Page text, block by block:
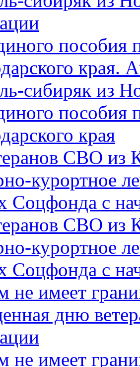
пособия
края.
сибиряк из
пособия
края
СВО из
курортное
Соцфонда с
СВО из
курортное
Соцфонда с
не имеет
дню
не имеет